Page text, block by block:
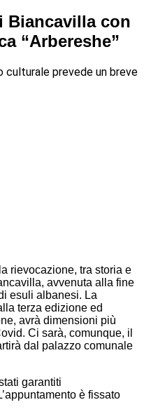
Biancavilla con
“Arbereshe”
culturale prevede un breve
rievocazione, tra storia e
avvenuta alla fine
esuli albanesi. La
terza edizione ed
avrà dimensioni più
Ci sarà, comunque, il
dal palazzo comunale
garantiti
è fissato